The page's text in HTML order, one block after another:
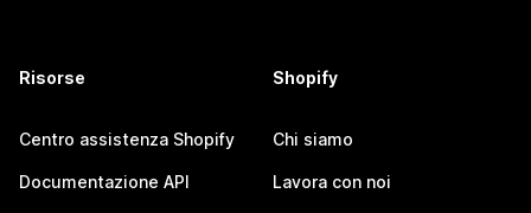
Risorse
Centro assistenza Shopify
Documentazione API
Shopify
Chi siamo
Lavora con noi